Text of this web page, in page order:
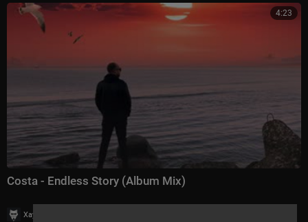
4:23
Costa - Endless Story (Album Mix)
Хаус Рычалкин